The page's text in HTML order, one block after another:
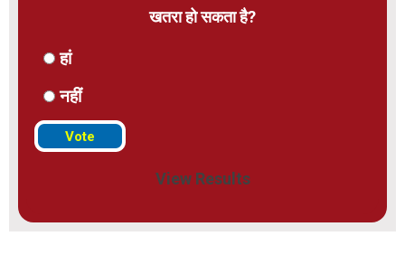
खतरा हो सकता है?
हां
नहीं
View Results